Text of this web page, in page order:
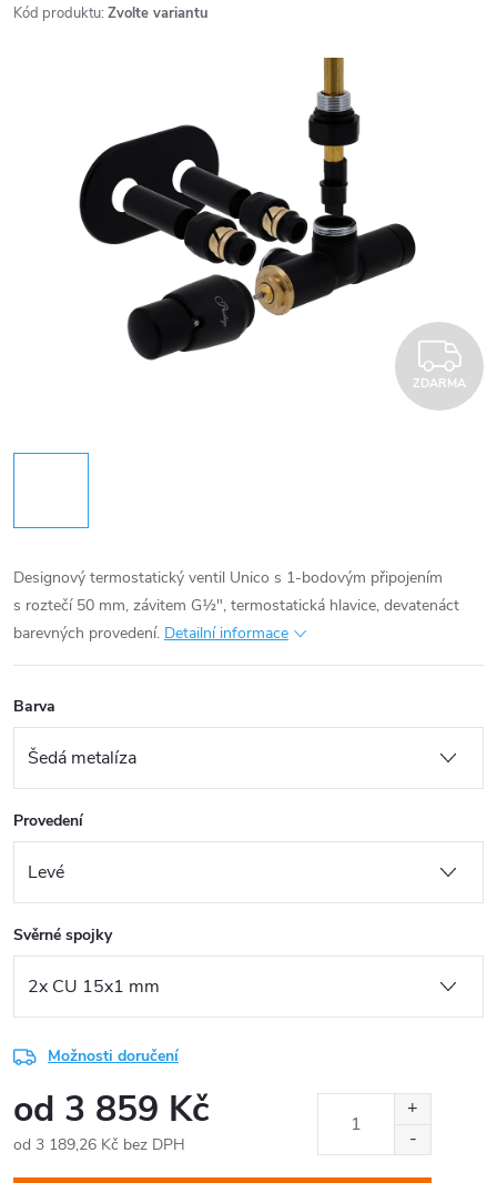
Kód produktu: Zvolte variantu
ZDARMA
Designový termostatický ventil Unico s 1-bodovým připojením
s roztečí 50 mm, závitem G½", termostatická hlavice, devatenáct
barevných provedení. Detailní informace
Barva
Provedení
Svěrné spojky
Možnosti doručení
od 3 859 Kč
od 3 189,26 Kč bez DPH